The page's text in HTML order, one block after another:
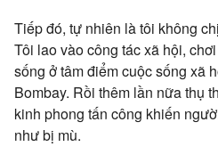
Tiếp đó, tự nhiên là tôi không
Tôi lao vào công tác xã hội,
sống ở tâm điểm cuộc sống xã
Bombay. Rồi thêm lần nữa thụ
kinh phong tấn công khiến
như bị mù.